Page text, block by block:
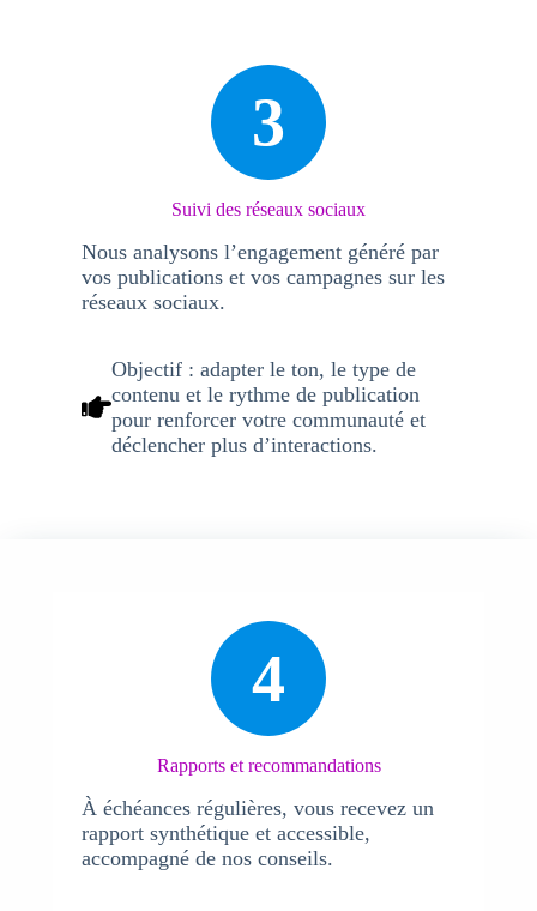
3
Suivi des réseaux sociaux
Nous analysons l’engagement généré par
vos publications et vos campagnes sur les
réseaux sociaux.
Objectif : adapter le ton, le type de
contenu et le rythme de publication
pour renforcer votre communauté et
déclencher plus d’interactions.
4
Rapports et recommandations
À échéances régulières, vous recevez un
rapport synthétique et accessible,
accompagné de nos conseils.